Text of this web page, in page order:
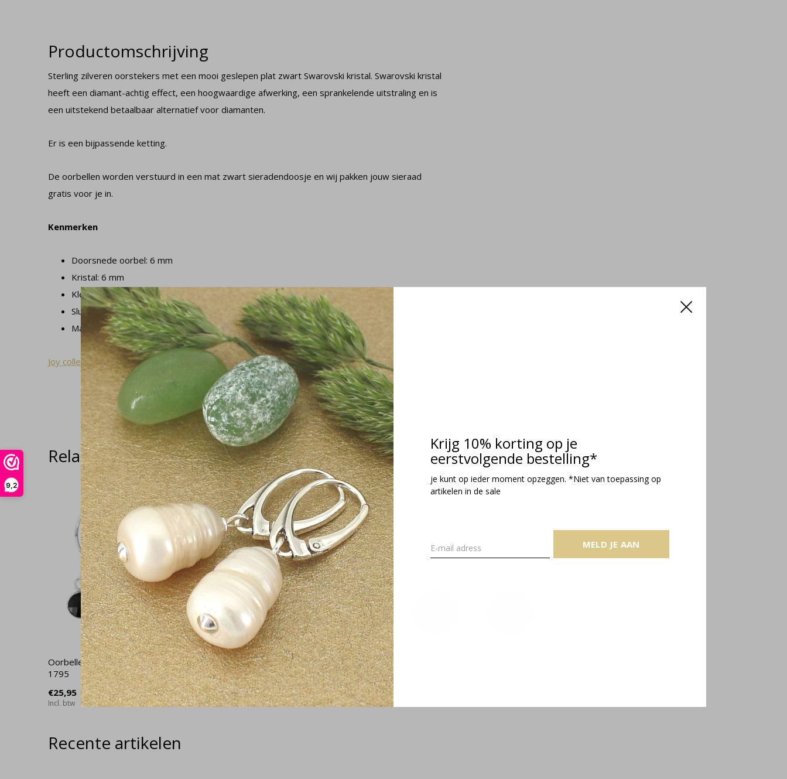
9,2
Krijg 10% korting op je
eerstvolgende bestelling*
je kunt op ieder moment opzeggen. *Niet van toepassing op
artikelen in de sale
MELD JE AAN
Productomschrijving
Sterling zilveren oorstekers met een mooi geslepen plat zwart Swarovski kristal. Swarovski kristal
heeft een diamant-achtig effect, een hoogwaardige afwerking, een sprankelende uitstraling en is
een uitstekend betaalbaar alternatief voor diamanten.
Er is een bijpassende ketting.
De oorbellen worden verstuurd in een mat zwart sieradendoosje en wij pakken jouw sieraad
gratis voor je in.
Kenmerken
Doorsnede oorbel: 6 mm
Kristal: 6 mm
Kleur kristal: zwart
Sluiting oorbel: pin en vlinder
Materialen: 925 sterling zilver en Swarovski kristal
Joy collectie
Related articles
Oorbellen zwart kristal - sterling zilver -
1795
€25,95
Incl. btw
Ketting zwart kristal hanger sterling
zilver - 1796
€32,95
Incl. btw
Recente artikelen